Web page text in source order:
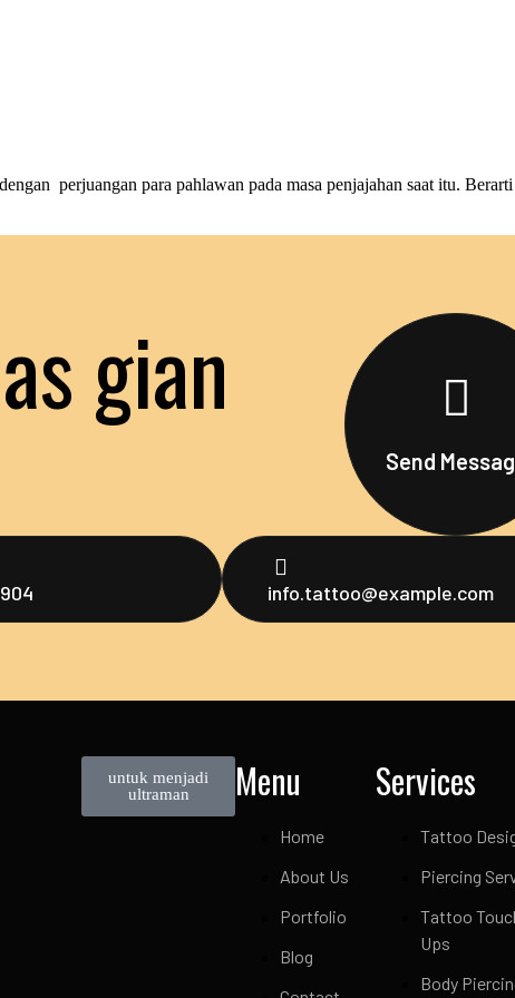
perjuangan para pahlawan pada masa penjajahan saat itu. Berarti
gian
Send
info.tattoo@example.com
untuk menjadi
ultraman
Menu
Home
About Us
Portfolio
Blog
Services
Tattoo
Piercing
Tattoo
Ups
Body